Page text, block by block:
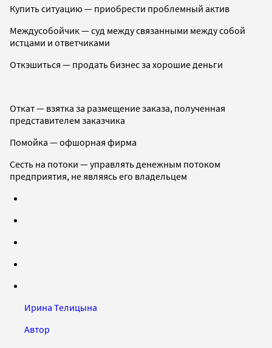
Купить ситуацию — приобрести проблемный актив
Междусобойчик — суд между связанными между собой
истцами и ответчиками
Откэшиться — продать бизнес за хорошие деньги
Откат — взятка за размещение заказа, полученная
представителем заказчика
Помойка — офшорная фирма
Сесть на потоки — управлять денежным потоком
предприятия, не являясь его владельцем
Ирина Телицына
Автор